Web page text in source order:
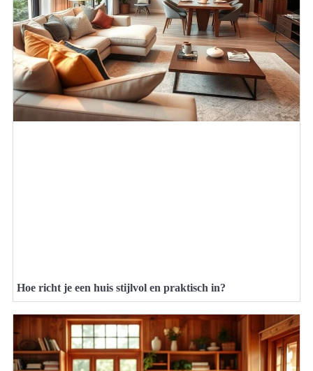
Hoe richt je een huis stijlvol en praktisch in?